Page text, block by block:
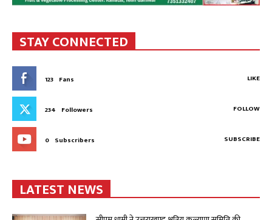
STAY CONNECTED
123 Fans LIKE
234 Followers FOLLOW
0 Subscribers SUBSCRIBE
LATEST NEWS